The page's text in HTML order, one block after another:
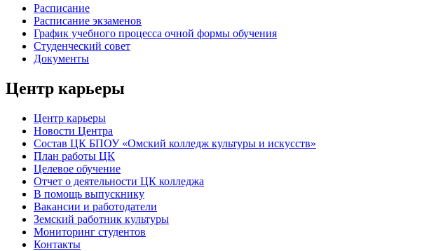
Расписание
Расписание экзаменов
График учебного процесса очной формы обучения
Студенческий совет
Документы
Центр карьеры
Центр карьеры
Новости Центра
Состав ЦК БПОУ «Омский колледж культуры и искусств»
План работы ЦК
Целевое обучение
Отчет о деятельности ЦК колледжа
В помощь выпускнику
Вакансии и работодатели
Земский работник культуры
Мониторинг студентов
Контакты